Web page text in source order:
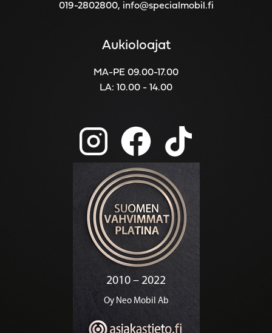
019-2802800, info@specialmobil.fi
Aukioloajat
MA-PE 09.00-17.00
LA: 10.00 - 14.00